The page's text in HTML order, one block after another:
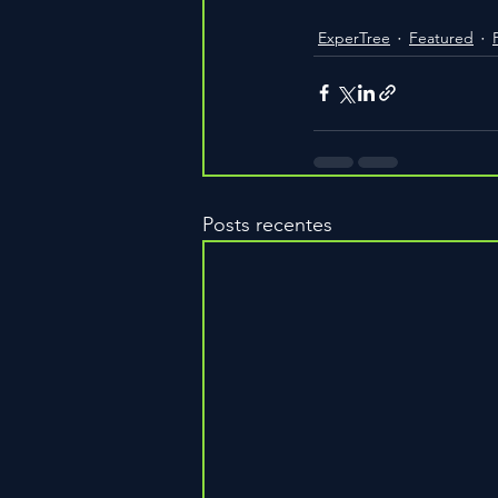
ExperTree Featured
Posts recentes